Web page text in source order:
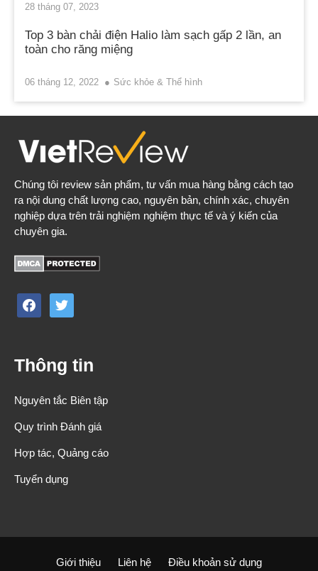
28 tháng 07, 2023
Top 3 bàn chải điện Halio làm sạch gấp 2 lần, an
toàn cho răng miệng
06 tháng 12, 2022 Sức khỏe & Thể hình
Chúng tôi review sản phẩm, tư vấn mua hàng bằng cách tạo
ra nội dung chất lượng cao, nguyên bản, chính xác, chuyên
nghiệp dựa trên trải nghiệm nghiệm thực tế và ý kiến của
chuyên gia.
facebooktwitter
Thông tin
Nguyên tắc Biên tập
Quy trình Đánh giá
Hợp tác, Quảng cáo
Tuyển dụng
Giới thiệu Liên hệ Điều khoản sử dụng